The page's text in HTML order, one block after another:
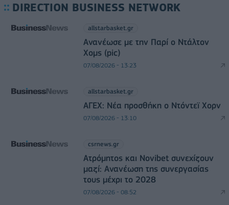
DIRECTION BUSINESS NETWORK
allstarbasket.gr
Ανανέωσε με την Παρί ο Ντάλτον
Χομς (pic)
07/08/2026 - 13:23
allstarbasket.gr
ΑΓΕΧ: Νέα προσθήκη ο Ντόντεϊ Χορν
07/08/2026 - 13:10
csrnews.gr
Ατρόμητος και Novibet συνεχίζουν
μαζί: Ανανέωση της συνεργασίας
τους μέχρι το 2028
07/08/2026 - 08:52